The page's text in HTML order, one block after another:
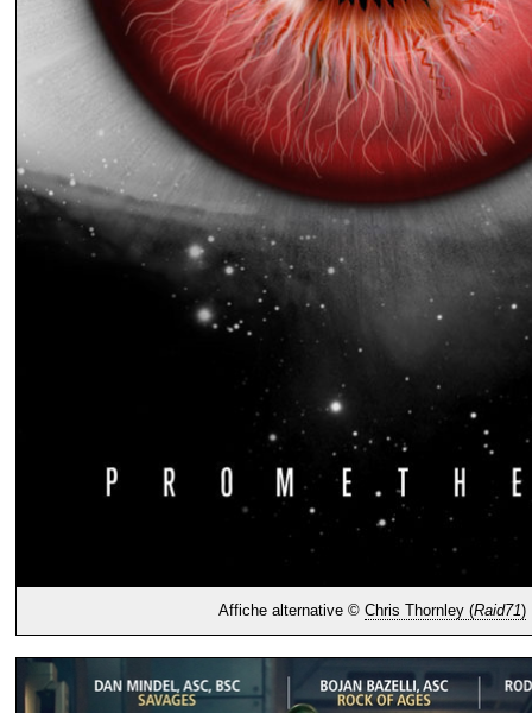
Affiche alternative © Chris Thornley (Raid71)